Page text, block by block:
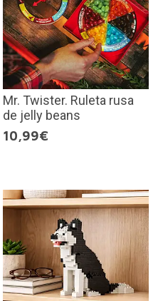
Mr. Twister. Ruleta rusa
de jelly beans
10,99€